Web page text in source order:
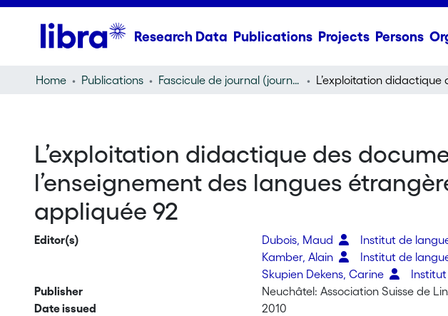
Research Data Publications Projects Persons
Home Publications Fascicule de journal (journal)
L’exploitation didactique des
l’enseignement des langues
appliquée 92
Editor(s) Dubois, Maud
Institut de
Kamber, Alain
Institut de
Skupien Dekens, Carine
Publisher
Neuchâtel: Association Suisse de
Date issued
2010